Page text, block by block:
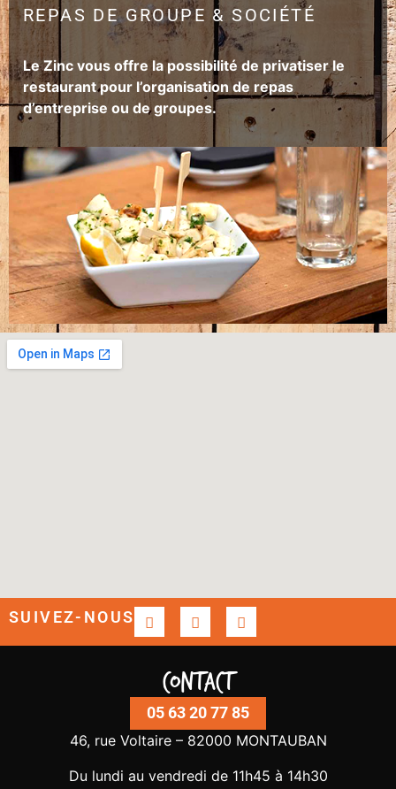
REPAS DE GROUPE & SOCIÉTÉ
Le Zinc vous offre la possibilité de privatiser le
restaurant pour l’organisation de repas
d’entreprise ou de groupes.
SUIVEZ-NOUS
Contact
05 63 20 77 85
46, rue Voltaire – 82000 MONTAUBAN
Du lundi au vendredi de 11h45 à 14h30